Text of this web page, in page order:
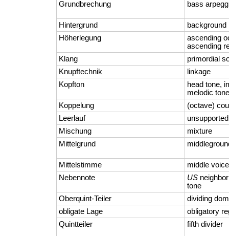
Grundbrechung
bass
Hintergrund
background
Höherlegung
ascending
ascending
Klang
primordial
Knupftechnik
linkage
Kopfton
head tone,
melodic
Koppelung
(octave)
Leerlauf
Mischung
mixture
Mittelgrund
Mittelstimme
middle voice
Nebennote
US
tone
Oberquint-Teiler
dividing
obligate Lage
obligatory
Quintteiler
fifth divider